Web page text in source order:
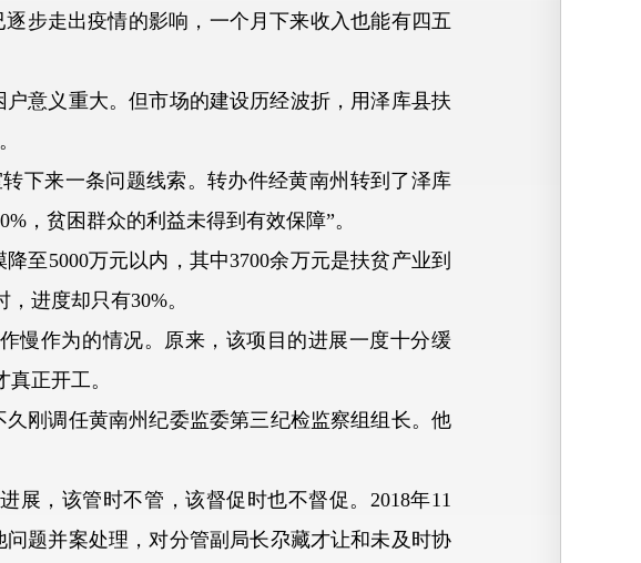
步走出疫情的影响，一个月下来收入也能有四五
意义重大。但市场的建设历经波折，用泽库县扶
下来一条问题线索。转办件经黄南州转到了泽库
，贫困群众的利益未得到有效保障”。
5000万元以内，其中3700余万元是扶贫产业到
进度却只有30%。
作为的情况。原来，该项目的进展一度十分缓
正开工。
刚调任黄南州纪委监委第三纪检监察组组长。他
，该管时不管，该督促时也不督促。2018年11
题并案处理，对分管副局长尕藏才让和未及时协